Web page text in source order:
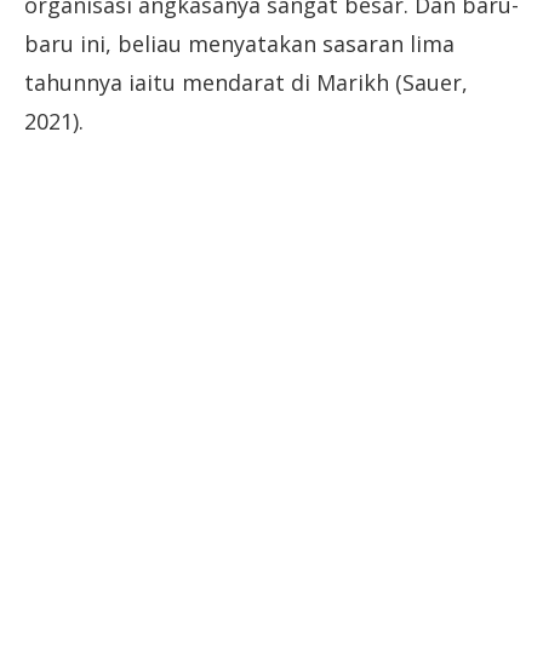
baru ini, beliau menyatakan sasaran lima
tahunnya iaitu mendarat di Marikh (Sauer,
2021).